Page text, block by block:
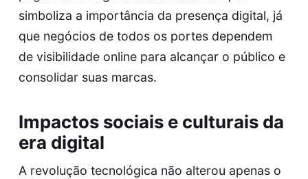
simboliza a importância da presença digital, já
que negócios de todos os portes dependem
de visibilidade online para alcançar o público e
consolidar suas marcas.
Impactos sociais e culturais da
era digital
A revolução tecnológica não alterou apenas o